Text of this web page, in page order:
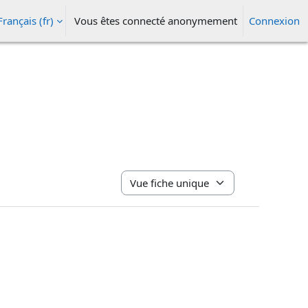
la saisie de recherche
‎(fr)‎ Vous êtes connecté anonymement Connexion
Navigation tertiaire du mode